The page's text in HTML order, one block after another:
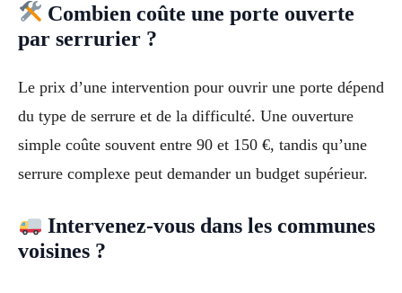
Combien coûte une porte ouverte
par serrurier ?
Le prix d’une intervention pour ouvrir une porte dépend
du type de serrure et de la difficulté. Une ouverture
simple coûte souvent entre 90 et 150 €, tandis qu’une
serrure complexe peut demander un budget supérieur.
Intervenez-vous dans les communes
voisines ?